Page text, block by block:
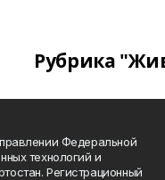
Рубрика
Федеральной
технологий и
Регистрационный